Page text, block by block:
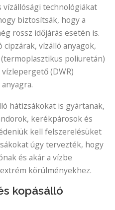
technológiákat
biztosítsák, hogy a
rossz időjárás esetén is.
cipzárak, vízálló anyagok,
poliuretán)
(DWR)
hátizsákokat is gyártanak,
kerékpárosok és
kell felszerelésüket
úgy tervezték, hogy
és akár a vízbe
körülményekhez.
kopásálló